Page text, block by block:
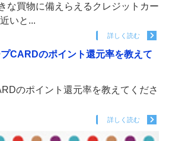
な買物に備えらえるクレジットカー
いと...
詳しく読む
CARDのポイント還元率を教えて
のポイント還元率を教えてくださ
詳しく読む